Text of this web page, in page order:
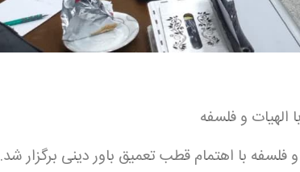
و فلسفه
با اهتمام قطب تعمیق باور دینی برگزار شد.